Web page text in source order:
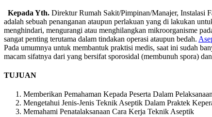
Kepada Yth. Direktur Rumah Sakit/Pimpinan/Manajer, Instalasi
adalah sebuah penanganan ataupun perlakuan yang di lakukan
menghindari, mengurangi atau menghilangkan mikroorganisme
sangat penting terutama dalam tindakan operasi ataupun bedah.
Pada umumnya untuk membantuk praktisi medis, saat ini sudah
macam sifatnya dari yang bersifat sporosidal (membunuh spora)
TUJUAN
Memberikan Pemahaman Kepada Peserta Dalam Pelaksanaan
Mengetahui Jenis-Jenis Teknik Aseptik Dalam Praktek
Memahami Penatalaksanaan Cara Kerja Teknik Aseptik